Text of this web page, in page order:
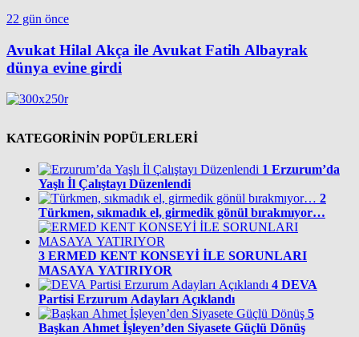
22 gün önce
Avukat Hilal Akça ile Avukat Fatih Albayrak
dünya evine girdi
KATEGORİNİN POPÜLERLERİ
1 Erzurum’da
Yaşlı İl Çalıştayı Düzenlendi
2
Türkmen, sıkmadık el, girmedik gönül bırakmıyor…
3 ERMED KENT KONSEYİ İLE SORUNLARI
MASAYA YATIRIYOR
4 DEVA
Partisi Erzurum Adayları Açıklandı
5
Başkan Ahmet İşleyen’den Siyasete Güçlü Dönüş